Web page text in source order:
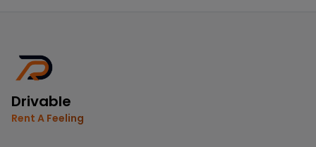
Drivable
Rent A Feeling